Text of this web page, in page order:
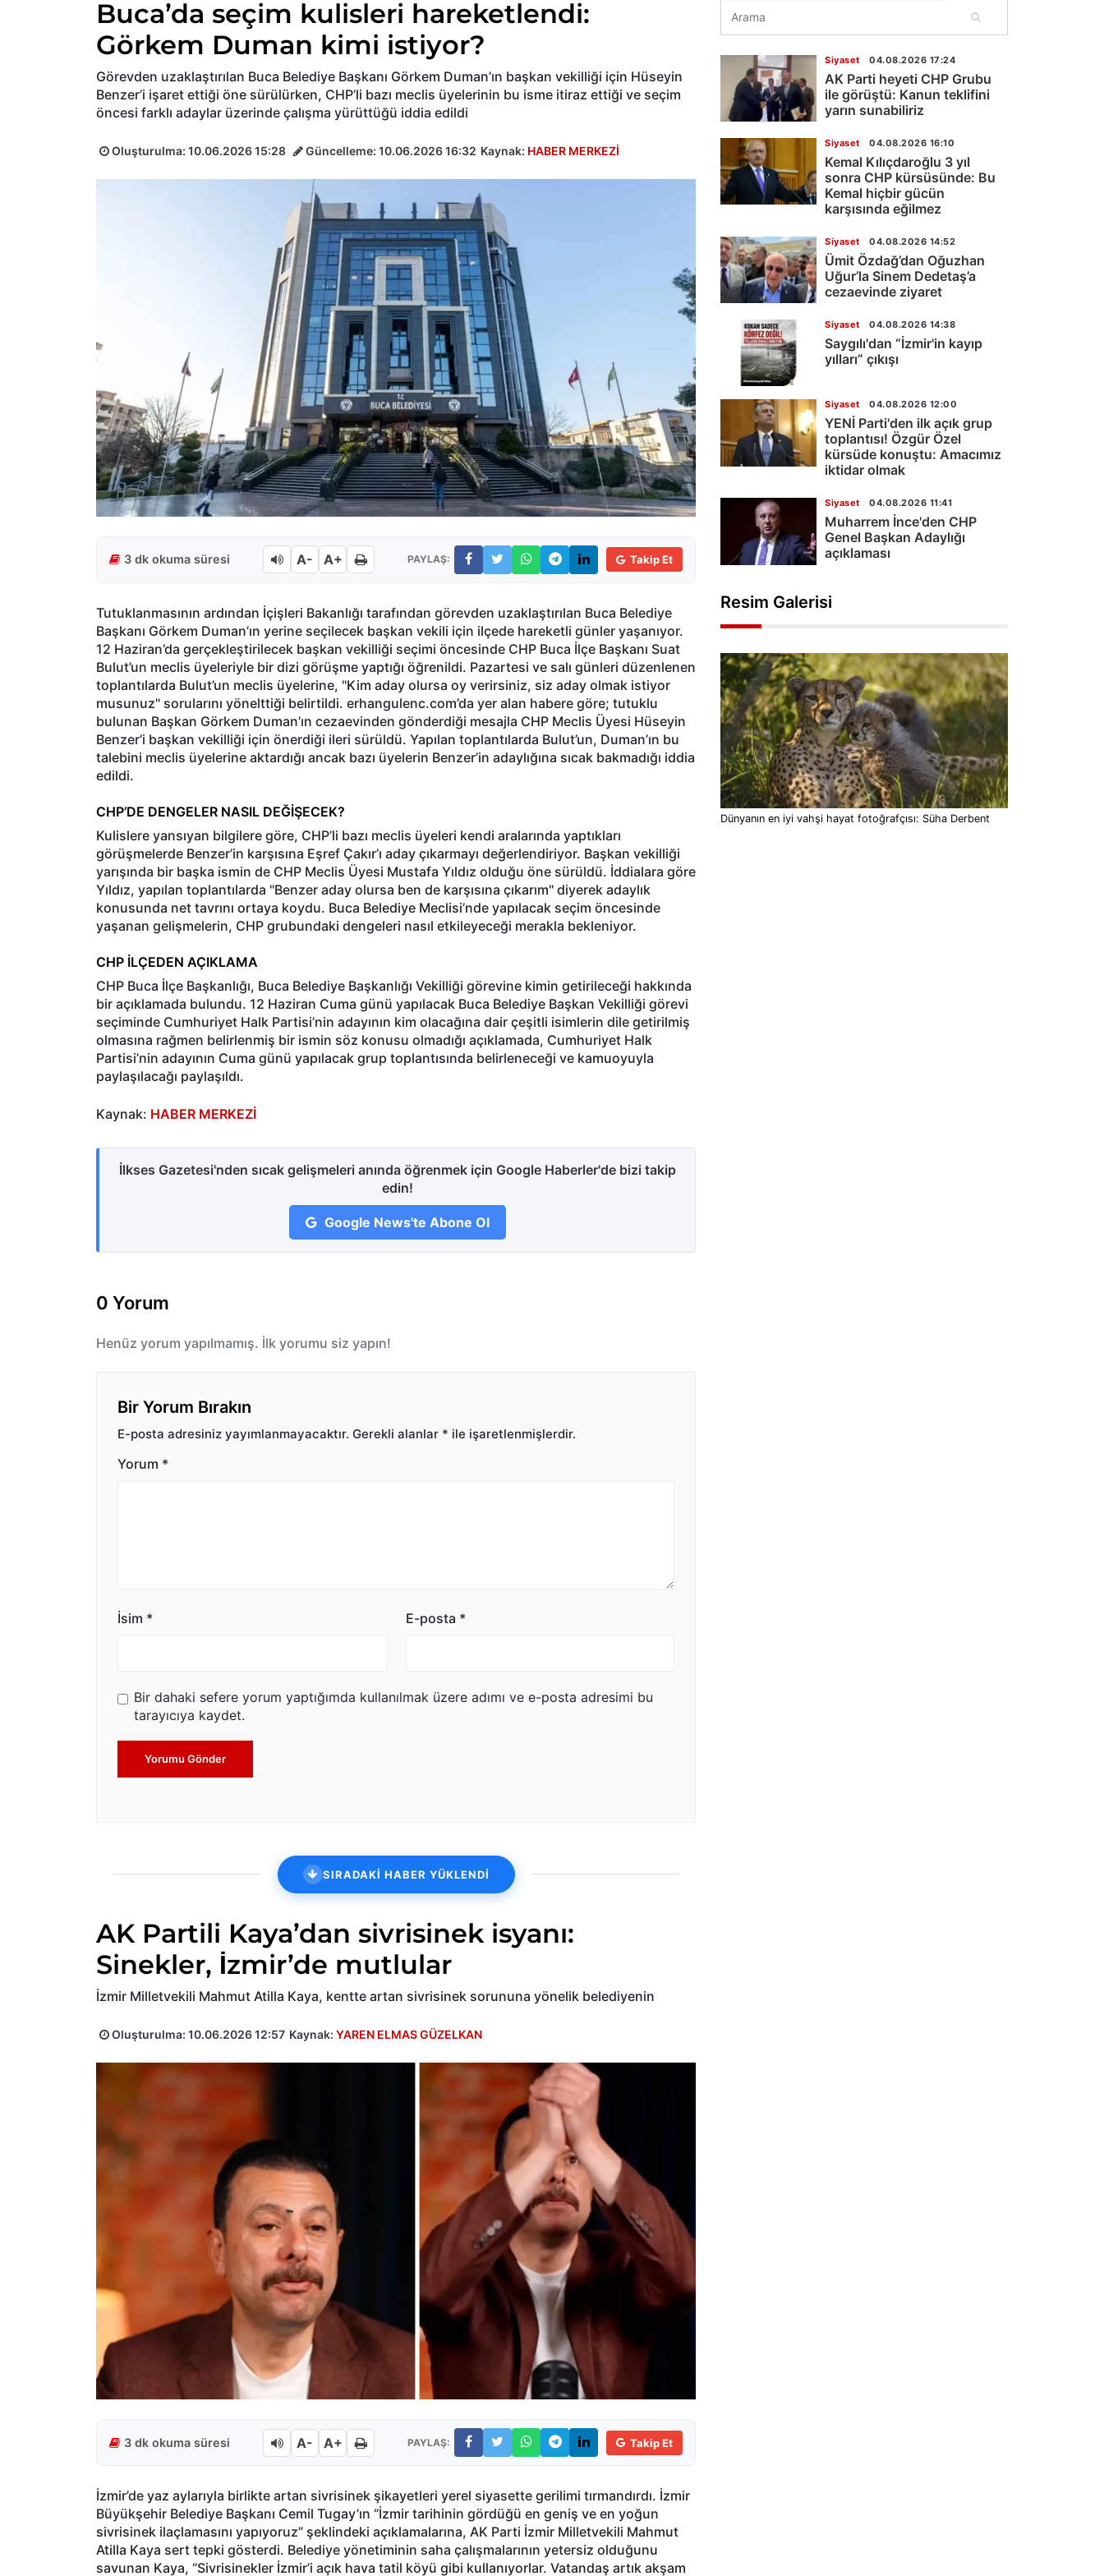
Buca’da seçim kulisleri hareketlendi:
Görkem Duman kimi istiyor?
Görevden uzaklaştırılan Buca Belediye Başkanı Görkem Duman’ın başkan vekilliği için Hüseyin
Benzer’i işaret ettiği öne sürülürken, CHP’li bazı meclis üyelerinin bu isme itiraz ettiği ve seçim
öncesi farklı adaylar üzerinde çalışma yürüttüğü iddia edildi
Oluşturulma: 10.06.2026 15:28 Güncelleme: 10.06.2026 16:32 Kaynak: HABER MERKEZİ
3 dk okuma süresi A- A+ PAYLAŞ: Takip Et
Tutuklanmasının ardından İçişleri Bakanlığı tarafından görevden uzaklaştırılan Buca Belediye
Başkanı Görkem Duman’ın yerine seçilecek başkan vekili için ilçede hareketli günler yaşanıyor.
12 Haziran’da gerçekleştirilecek başkan vekilliği seçimi öncesinde CHP Buca İlçe Başkanı Suat
Bulut’un meclis üyeleriyle bir dizi görüşme yaptığı öğrenildi. Pazartesi ve salı günleri düzenlenen
toplantılarda Bulut’un meclis üyelerine, "Kim aday olursa oy verirsiniz, siz aday olmak istiyor
musunuz" sorularını yönelttiği belirtildi. erhangulenc.com’da yer alan habere göre; tutuklu
bulunan Başkan Görkem Duman’ın cezaevinden gönderdiği mesajla CHP Meclis Üyesi Hüseyin
Benzer’i başkan vekilliği için önerdiği ileri sürüldü. Yapılan toplantılarda Bulut’un, Duman’ın bu
talebini meclis üyelerine aktardığı ancak bazı üyelerin Benzer’in adaylığına sıcak bakmadığı iddia
edildi.
CHP’DE DENGELER NASIL DEĞİŞECEK?
Kulislere yansıyan bilgilere göre, CHP’li bazı meclis üyeleri kendi aralarında yaptıkları
görüşmelerde Benzer’in karşısına Eşref Çakır’ı aday çıkarmayı değerlendiriyor. Başkan vekilliği
yarışında bir başka ismin de CHP Meclis Üyesi Mustafa Yıldız olduğu öne sürüldü. İddialara göre
Yıldız, yapılan toplantılarda "Benzer aday olursa ben de karşısına çıkarım" diyerek adaylık
konusunda net tavrını ortaya koydu. Buca Belediye Meclisi’nde yapılacak seçim öncesinde
yaşanan gelişmelerin, CHP grubundaki dengeleri nasıl etkileyeceği merakla bekleniyor.
CHP İLÇEDEN AÇIKLAMA
CHP Buca İlçe Başkanlığı, Buca Belediye Başkanlığı Vekilliği görevine kimin getirileceği hakkında
bir açıklamada bulundu. 12 Haziran Cuma günü yapılacak Buca Belediye Başkan Vekilliği görevi
seçiminde Cumhuriyet Halk Partisi’nin adayının kim olacağına dair çeşitli isimlerin dile getirilmiş
olmasına rağmen belirlenmiş bir ismin söz konusu olmadığı açıklamada, Cumhuriyet Halk
Partisi’nin adayının Cuma günü yapılacak grup toplantısında belirleneceği ve kamuoyuyla
paylaşılacağı paylaşıldı.
Kaynak: HABER MERKEZİ
İlkses Gazetesi'nden sıcak gelişmeleri anında öğrenmek için Google Haberler'de bizi takip
edin!
Google News'te Abone Ol
0 Yorum
Henüz yorum yapılmamış. İlk yorumu siz yapın!
Bir Yorum Bırakın
E-posta adresiniz yayımlanmayacaktır. Gerekli alanlar * ile işaretlenmişlerdir.
Yorum *
İsim * E-posta *
Bir dahaki sefere yorum yaptığımda kullanılmak üzere adımı ve e-posta adresimi bu
tarayıcıya kaydet.
Yorumu Gönder
SIRADAKİ HABER YÜKLENDİ
AK Partili Kaya’dan sivrisinek isyanı:
Sinekler, İzmir’de mutlular
İzmir Milletvekili Mahmut Atilla Kaya, kentte artan sivrisinek sorununa yönelik belediyenin
Oluşturulma: 10.06.2026 12:57 Kaynak: YAREN ELMAS GÜZELKAN
3 dk okuma süresi A- A+ PAYLAŞ: Takip Et
İzmir’de yaz aylarıyla birlikte artan sivrisinek şikayetleri yerel siyasette gerilimi tırmandırdı. İzmir
Büyükşehir Belediye Başkanı Cemil Tugay’ın “İzmir tarihinin gördüğü en geniş ve en yoğun
sivrisinek ilaçlamasını yapıyoruz” şeklindeki açıklamalarına, AK Parti İzmir Milletvekili Mahmut
Atilla Kaya sert tepki gösterdi. Belediye yönetiminin saha çalışmalarının yetersiz olduğunu
savunan Kaya, “Sivrisinekler İzmir’i açık hava tatil köyü gibi kullanıyorlar. Vatandaş artık akşam
Siyaset 04.08.2026 17:24
AK Parti heyeti CHP Grubu
ile görüştü: Kanun teklifini
yarın sunabiliriz
Siyaset 04.08.2026 16:10
Kemal Kılıçdaroğlu 3 yıl
sonra CHP kürsüsünde: Bu
Kemal hiçbir gücün
karşısında eğilmez
Siyaset 04.08.2026 14:52
Ümit Özdağ’dan Oğuzhan
Uğur’la Sinem Dedetaş’a
cezaevinde ziyaret
Siyaset 04.08.2026 14:38
Saygılı'dan “İzmir'in kayıp
yılları” çıkışı
Siyaset 04.08.2026 12:00
YENİ Parti'den ilk açık grup
toplantısı! Özgür Özel
kürsüde konuştu: Amacımız
iktidar olmak
Siyaset 04.08.2026 11:41
Muharrem İnce'den CHP
Genel Başkan Adaylığı
açıklaması
Resim Galerisi
Dünyanın en iyi vahşi hayat fotoğrafçısı: Süha Derbent